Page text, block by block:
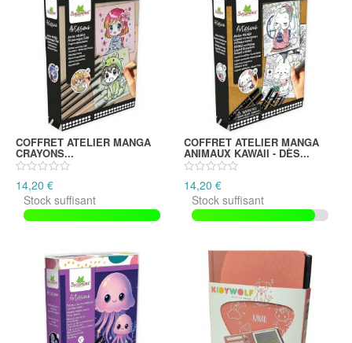
COFFRET ATELIER MANGA
CRAYONS...
14,20 €
Stock suffisant
COFFRET ATELIER MANGA
ANIMAUX KAWAII - DÈS...
14,20 €
Stock suffisant